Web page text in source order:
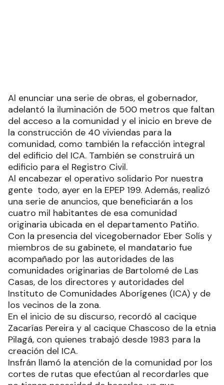
Al enunciar una serie de obras, el gobernador,
adelantó la iluminación de 500 metros que faltan
del acceso a la comunidad y el inicio en breve de
la construcción de 40 viviendas para la
comunidad, como también la refacción integral
del edificio del ICA. También se construirá un
edificio para el Registro Civil.
Al encabezar el operativo solidario Por nuestra
gente todo, ayer en la EPEP 199. Además, realizó
una serie de anuncios, que beneficiarán a los
cuatro mil habitantes de esa comunidad
originaria ubicada en el departamento Patiño.
Con la presencia del vicegobernador Eber Solís y
miembros de su gabinete, el mandatario fue
acompañado por las autoridades de las
comunidades originarias de Bartolomé de Las
Casas, de los directores y autoridades del
Instituto de Comunidades Aborígenes (ICA) y de
los vecinos de la zona.
En el inicio de su discurso, recordó al cacique
Zacarías Pereira y al cacique Chascoso de la etnia
Pilagá, con quienes trabajó desde 1983 para la
creación del ICA.
Insfrán llamó la atención de la comunidad por los
cortes de rutas que efectúan al recordarles que